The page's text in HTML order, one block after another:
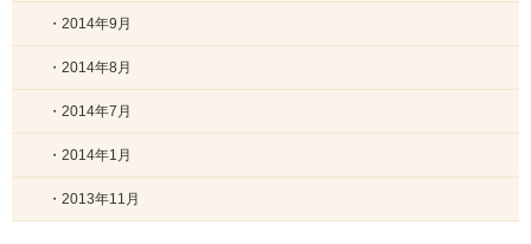
・2014年9月
・2014年8月
・2014年7月
・2014年1月
・2013年11月